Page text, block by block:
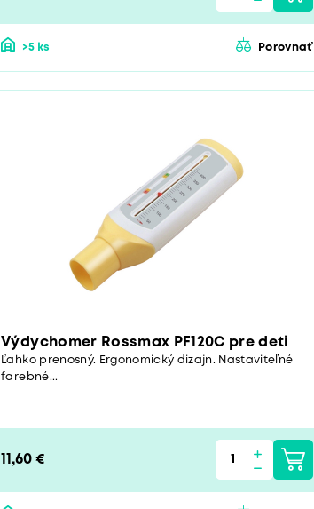
>5 ks Porovnať
Výdychomer Rossmax PF120C pre deti
Ľahko prenosný. Ergonomický dizajn. Nastaviteľné
farebné...
11,60 €